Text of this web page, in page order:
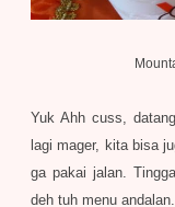
Yuk Ahh cuss,
lagi mager, kita bisa
ga pakaijalan .
deh tuh menu andalan.